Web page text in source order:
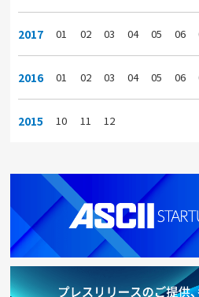
2017 01 02 03 04 05 06
2016 01 02 03 04 05 06
2015 10 11 12